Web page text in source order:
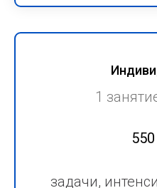
1
задачи,